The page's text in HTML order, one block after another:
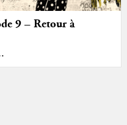
9 – Retour à